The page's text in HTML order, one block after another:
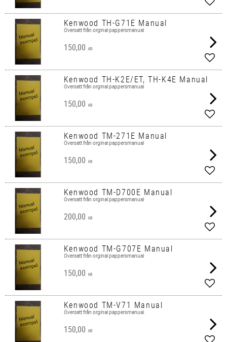
Kenwood TH-G71E Manual
Översatt från orginal pappersmanual
150,00 KR
Kenwood TH-K2E/ET, TH-K4E Manual
Översatt från orginal pappersmanual
150,00 KR
Kenwood TM-271E Manual
Översatt från orginal pappersmanual
150,00 KR
Kenwood TM-D700E Manual
Översatt från orginal pappersmanual
200,00 KR
Kenwood TM-G707E Manual
Översatt från orginal pappersmanual
150,00 KR
Kenwood TM-V71 Manual
Översatt från orginal pappersmanual
150,00 KR